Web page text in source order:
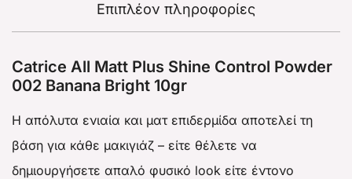
Επιπλέον πληροφορίες
Catrice All Matt Plus Shine Control Powder
002 Banana Bright 10gr
Η απόλυτα ενιαία και ματ επιδερμίδα αποτελεί τη
βάση για κάθε μακιγιάζ – είτε θέλετε να
δημιουργήσετε απαλό φυσικό look είτε έντονο